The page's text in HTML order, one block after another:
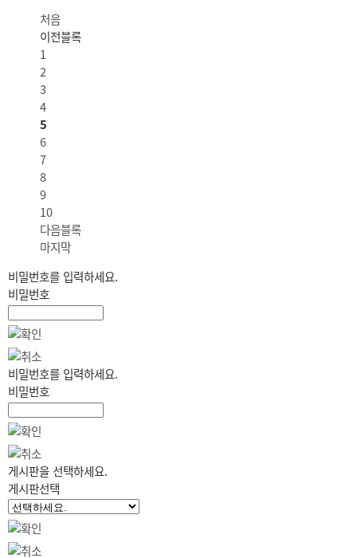
처음
이전블록
1
2
3
4
5
6
7
8
9
10
다음블록
마지막
비밀번호를 입력하세요.
비밀번호
비밀번호를 입력하세요.
비밀번호
게시판을 선택하세요.
게시판선택